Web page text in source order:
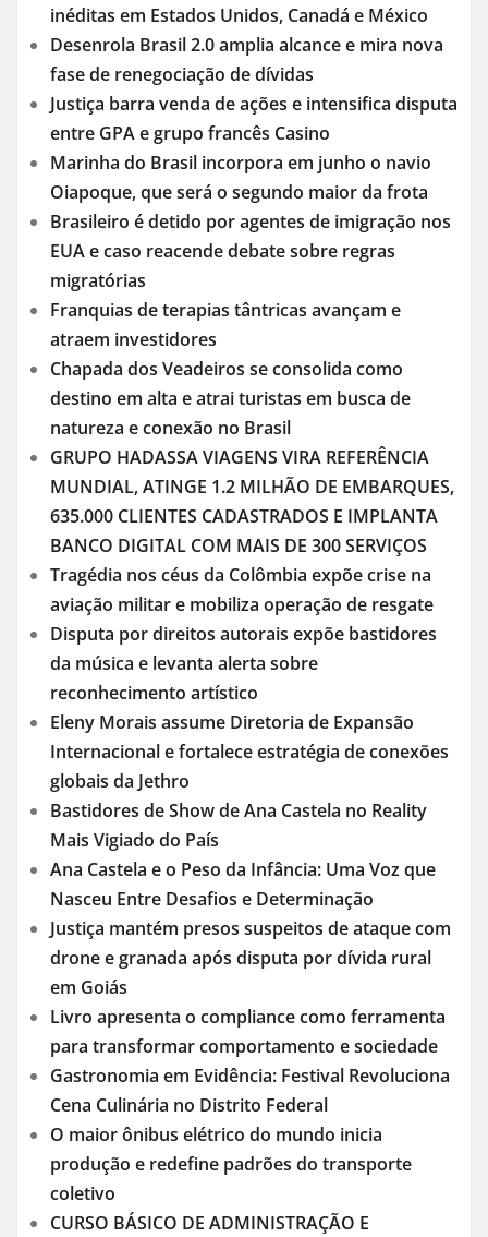
inéditas em Estados Unidos, Canadá e México
Desenrola Brasil 2.0 amplia alcance e mira nova
fase de renegociação de dívidas
Justiça barra venda de ações e intensifica disputa
entre GPA e grupo francês Casino
Marinha do Brasil incorpora em junho o navio
Oiapoque, que será o segundo maior da frota
Brasileiro é detido por agentes de imigração nos
EUA e caso reacende debate sobre regras
migratórias
Franquias de terapias tântricas avançam e
atraem investidores
Chapada dos Veadeiros se consolida como
destino em alta e atrai turistas em busca de
natureza e conexão no Brasil
GRUPO HADASSA VIAGENS VIRA REFERÊNCIA
MUNDIAL, ATINGE 1.2 MILHÃO DE EMBARQUES,
635.000 CLIENTES CADASTRADOS E IMPLANTA
BANCO DIGITAL COM MAIS DE 300 SERVIÇOS
Tragédia nos céus da Colômbia expõe crise na
aviação militar e mobiliza operação de resgate
Disputa por direitos autorais expõe bastidores
da música e levanta alerta sobre
reconhecimento artístico
Eleny Morais assume Diretoria de Expansão
Internacional e fortalece estratégia de conexões
globais da Jethro
Bastidores de Show de Ana Castela no Reality
Mais Vigiado do País
Ana Castela e o Peso da Infância: Uma Voz que
Nasceu Entre Desafios e Determinação
Justiça mantém presos suspeitos de ataque com
drone e granada após disputa por dívida rural
em Goiás
Livro apresenta o compliance como ferramenta
para transformar comportamento e sociedade
Gastronomia em Evidência: Festival Revoluciona
Cena Culinária no Distrito Federal
O maior ônibus elétrico do mundo inicia
produção e redefine padrões do transporte
coletivo
CURSO BÁSICO DE ADMINISTRAÇÃO E